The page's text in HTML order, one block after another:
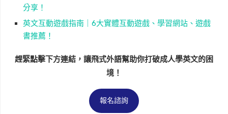
分享！
英文互動遊戲指南｜6大實體互動遊戲、學習網站、遊戲
書推薦！
趕緊點擊下方連結，讓飛式外語幫助你打破成人學英文的困
境！
報名諮詢